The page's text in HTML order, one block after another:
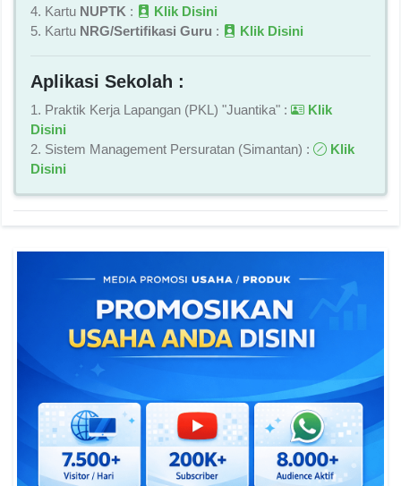
4. Kartu NUPTK :
Klik Disini
5. Kartu NRG/Sertifikasi Guru : Klik Disini
Aplikasi Sekolah :
1. Praktik Kerja Lapangan (PKL) "Juantika" :
Klik
Disini
2. Sistem Management Persuratan (Simantan) :
Klik
Disini